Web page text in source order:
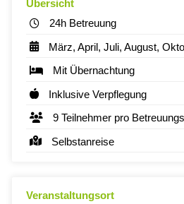
Übersicht
24h Betreuung
März, April, Juli, August,
Mit Übernachtung
Inklusive Verpflegung
9 Teilnehmer pro
Selbstanreise
Veranstaltungsort